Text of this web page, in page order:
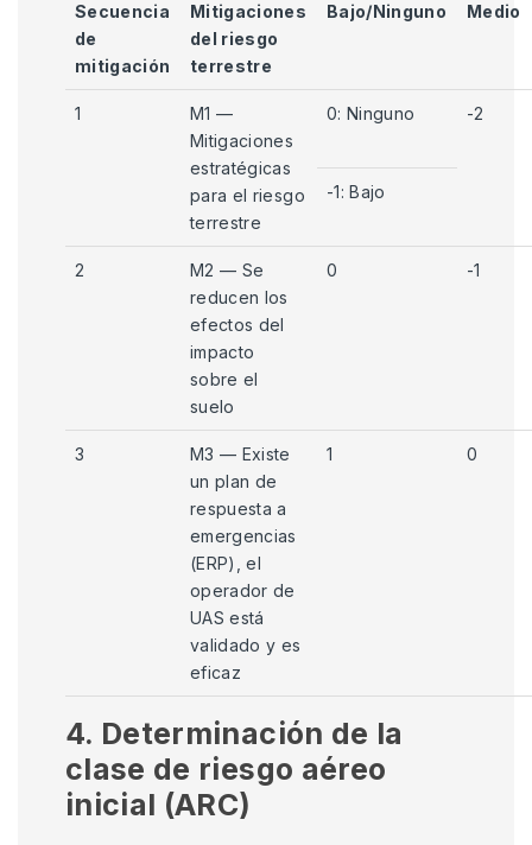
Secuencia
de
mitigación
Mitigaciones
del riesgo
terrestre
Bajo/Ninguno Medio
1
M1 —
Mitigaciones
estratégicas
para el riesgo
terrestre
0: Ninguno -2
-1: Bajo
2
M2 — Se
reducen los
efectos del
impacto
sobre el
suelo
0 -1
3
M3 — Existe
un plan de
respuesta a
emergencias
(ERP), el
operador de
UAS está
validado y es
eficaz
1 0
4. Determinación de la
clase de riesgo aéreo
inicial (ARC)